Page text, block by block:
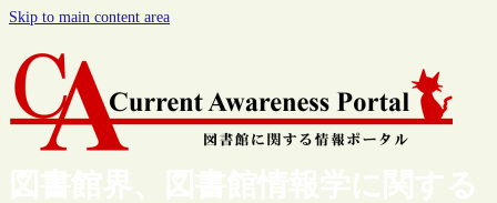
Skip to main content area
図書館界、図書館情報学に関する